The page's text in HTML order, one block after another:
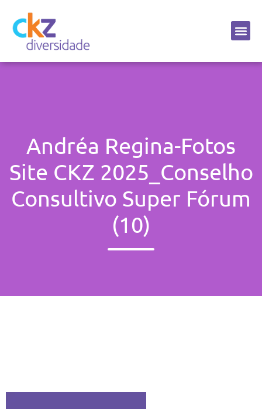
Andréa Regina-Fotos
Site CKZ 2025_Conselho
Consultivo Super Fórum
(10)